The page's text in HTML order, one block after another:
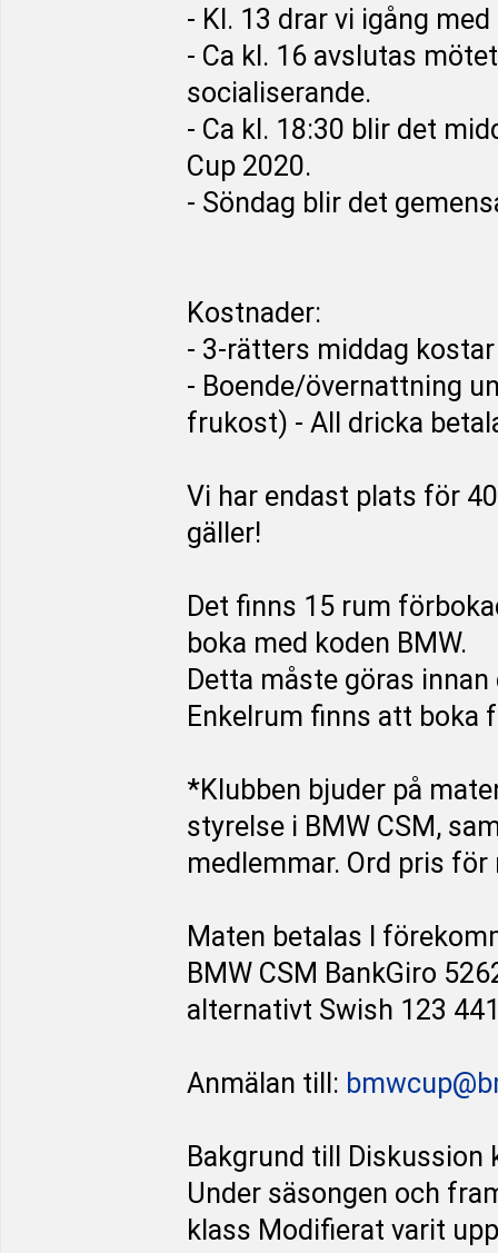
- Kl. 13 drar vi igång
- Ca kl. 16 avslutas
socialiserande.
- Ca kl. 18:30 blir det
Cup 2020.
- Söndag blir det
Kostnader:
- 3-rätters middag
- Boende/övernattning
frukost) - All dricka
Vi har endast plats för
gäller!
Det finns 15 rum
boka med koden BMW.
Detta måste göras
Enkelrum finns att boka
*Klubben bjuder på
styrelse i BMW CSM,
medlemmar. Ord pris för
Maten betalas I
BMW CSM BankGiro
alternativt Swish 123
Anmälan till:
Bakgrund till
Under säsongen och
klass Modifierat varit